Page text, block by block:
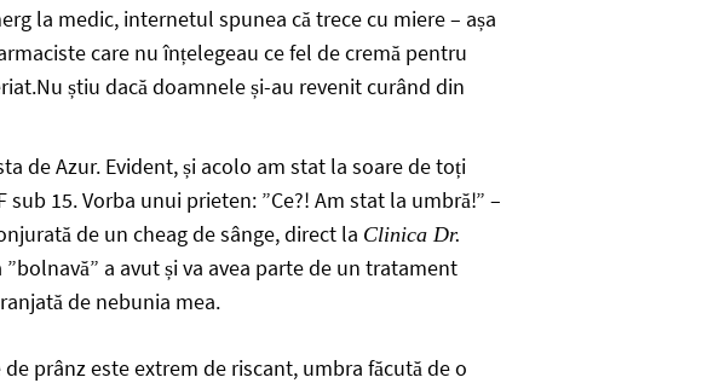
la medic, internetul spunea că trece cu miere – așa
care nu înțelegeau ce fel de cremă pentru
știu dacă doamnele și-au revenit curând din
de Azur. Evident, și acolo am stat la soare de toți
15. Vorba unui prieten: ”Ce?! Am stat la umbră!” –
de un cheag de sânge, direct la Clinica Dr.
a avut și va avea parte de un tratament
de nebunia mea.
prânz este extrem de riscant, umbra făcută de o